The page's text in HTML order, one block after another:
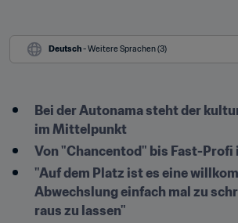
Deutsch - Weitere Sprachen (3)
Bei der Autonama steht der
im Mittelpunkt
Von "Chancentod" bis Fast-Profi
"Auf dem Platz ist es eine
Abwechslung einfach mal zu
raus zu lassen"